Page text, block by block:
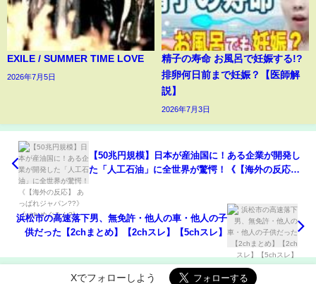
EXILE / SUMMER TIME LOVE
2026年7月5日
精子の寿命 お風呂で妊娠する!?
排卵何日前まで妊娠？【医師解
説】
2026年7月3日
【50兆円規模】日本が産油国に！ある企業が開発し
た「人工石油」に全世界が驚愕！《【海外の反応】
浜松市の高速落下男、無免許・他人の車・他人の子
供だった【2chまとめ】【2chスレ】【5chスレ】
Xでフォローしよう